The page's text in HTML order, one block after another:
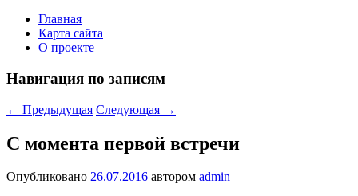
Главная
Карта сайта
О проекте
Навигация по записям
← Предыдущая Следующая →
С момента первой встречи
Опубликовано 26.07.2016 автором admin